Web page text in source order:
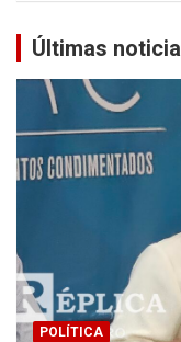
Últimas
POLÍTICA